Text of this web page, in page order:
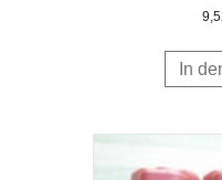
In